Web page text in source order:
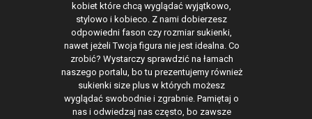
kobiet które chcą wyglądać wyjątkowo,
stylowo i kobieco. Z nami dobierzesz
odpowiedni fason czy rozmiar sukienki,
nawet jeżeli Twoja figura nie jest idealna. Co
zrobić? Wystarczy sprawdzić na łamach
naszego portalu, bo tu prezentujemy również
sukienki size plus w których możesz
wyglądać swobodnie i zgrabnie. Pamiętaj o
nas i odwiedzaj nas często, bo zawsze